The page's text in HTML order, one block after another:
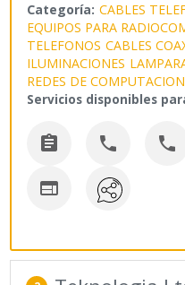
Categoría: CABLES
EQUIPOS PARA
TELEFONOS CABLES
ILUMINACIONES
REDES DE COMPUTACION
Servicios disponibles
  
